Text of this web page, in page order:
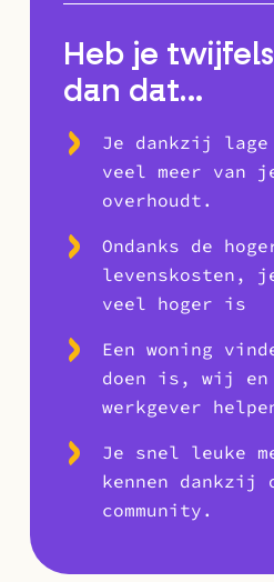
Heb je
dan dat…
Je dankzij lage
veel meer van
overhoudt.
Ondanks de
levenskosten,
veel hoger is
Een woning
doen is, wij en
werkgever
Je snel leuke
kennen dankzij
community.